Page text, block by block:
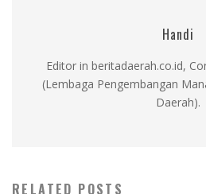
Handi
Editor in beritadaerah.co.id,
(Lembaga Pengembangan
Daerah).
RELATED POSTS